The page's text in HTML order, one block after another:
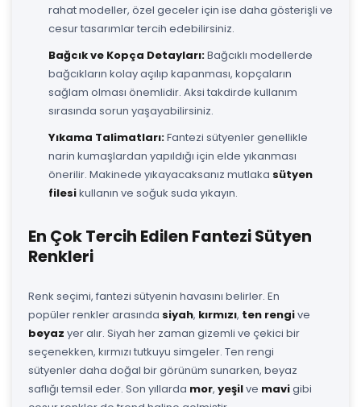
rahat modeller, özel geceler için ise daha gösterişli ve
cesur tasarımlar tercih edebilirsiniz.
Bağcık ve Kopça Detayları:Bağcıklı modellerde
bağcıkların kolay açılıp kapanması, kopçaların
sağlam olması önemlidir. Aksi takdirde kullanım
sırasında sorun yaşayabilirsiniz.
Yıkama Talimatları:Fantezi sütyenler genellikle
narin kumaşlardan yapıldığı için elde yıkanması
önerilir. Makinede yıkayacaksanız mutlaka sütyen
filesikullanın ve soğuk suda yıkayın.
En Çok Tercih Edilen Fantezi Sütyen
Renkleri
Renk seçimi, fantezi sütyenin havasını belirler. En
popüler renkler arasında siyah, kırmızı, ten rengive
beyaz yer alır. Siyah her zaman gizemli ve çekici bir
seçenekken, kırmızı tutkuyu simgeler. Ten rengi
sütyenler daha doğal bir görünüm sunarken, beyaz
saflığı temsil eder. Son yıllarda mor, yeşilve mavigibi